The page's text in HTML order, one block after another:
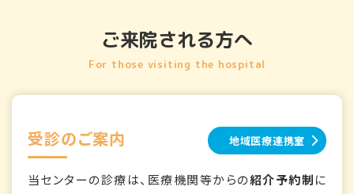
ご来院される方へ
For those visiting the hospital
受診のご案内 地域医療連携室
当センターの診療は、医療機関等からの紹介予約制に